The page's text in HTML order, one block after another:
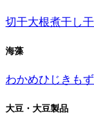
切干大根煮干し
海藻
わかめひじき もず
大豆・大豆製品